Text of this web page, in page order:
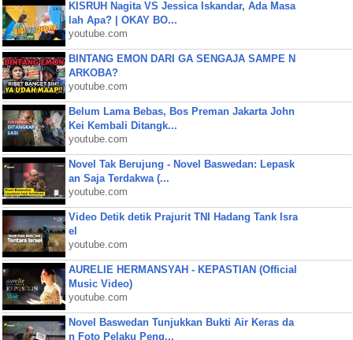
KISRUH Nagita VS Jessica Iskandar, Ada Masa
lah Apa? | OKAY BO...
youtube.com
BINTANG EMON DARI GA SENGAJA SAMPE N
ARKOBA?
youtube.com
Belum Lama Bebas, Bos Preman Jakarta John
Kei Kembali Ditangk...
youtube.com
Novel Tak Berujung - Novel Baswedan: Lepask
an Saja Terdakwa (...
youtube.com
Video Detik detik Prajurit TNI Hadang Tank Isra
el
youtube.com
AURELIE HERMANSYAH - KEPASTIAN (Official
Music Video)
youtube.com
Novel Baswedan Tunjukkan Bukti Air Keras da
n Foto Pelaku Peng...